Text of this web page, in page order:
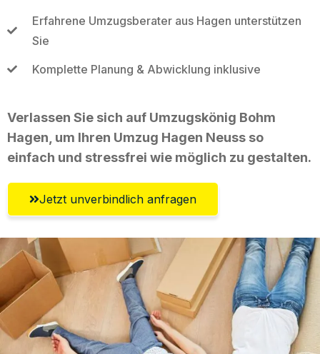
Erfahrene Umzugsberater aus Hagen unterstützen
Sie
Komplette Planung & Abwicklung inklusive
Verlassen Sie sich auf Umzugskönig Bohm
Hagen, um Ihren Umzug Hagen Neuss so
einfach und stressfrei wie möglich zu gestalten.
Jetzt unverbindlich anfragen